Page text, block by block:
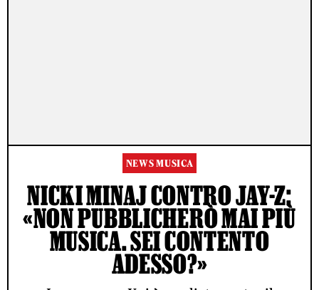
NEWS MUSICA
NICKI MINAJ CONTRO JAY-Z:
«NON PUBBLICHERÒ MAI PIÙ
MUSICA. SEI CONTENTO
ADESSO?»